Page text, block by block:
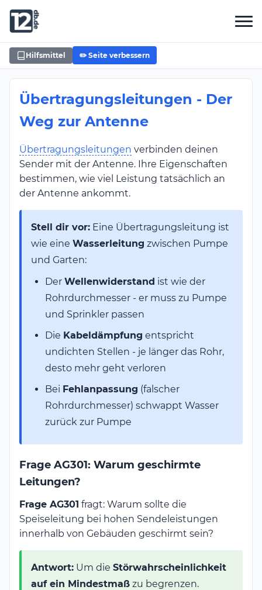
Hilfsmittel ✏️ Seite verbessern
Übertragungsleitungen - Der
Weg zur Antenne
Übertragungsleitungen verbinden deinen
Sender mit der Antenne. Ihre Eigenschaften
bestimmen, wie viel Leistung tatsächlich an
der Antenne ankommt.
Stell dir vor: Eine Übertragungsleitung ist
wie eine Wasserleitung zwischen Pumpe
und Garten:
Der Wellenwiderstand ist wie der
Rohrdurchmesser - er muss zu Pumpe
und Sprinkler passen
Die Kabeldämpfung entspricht
undichten Stellen - je länger das Rohr,
desto mehr geht verloren
Bei Fehlanpassung (falscher
Rohrdurchmesser) schwappt Wasser
zurück zur Pumpe
Frage AG301: Warum geschirmte
Leitungen?
Frage AG301 fragt: Warum sollte die
Speiseleitung bei hohen Sendeleistungen
innerhalb von Gebäuden geschirmt sein?
Antwort: Um die Störwahrscheinlichkeit
auf ein Mindestmaß zu begrenzen.